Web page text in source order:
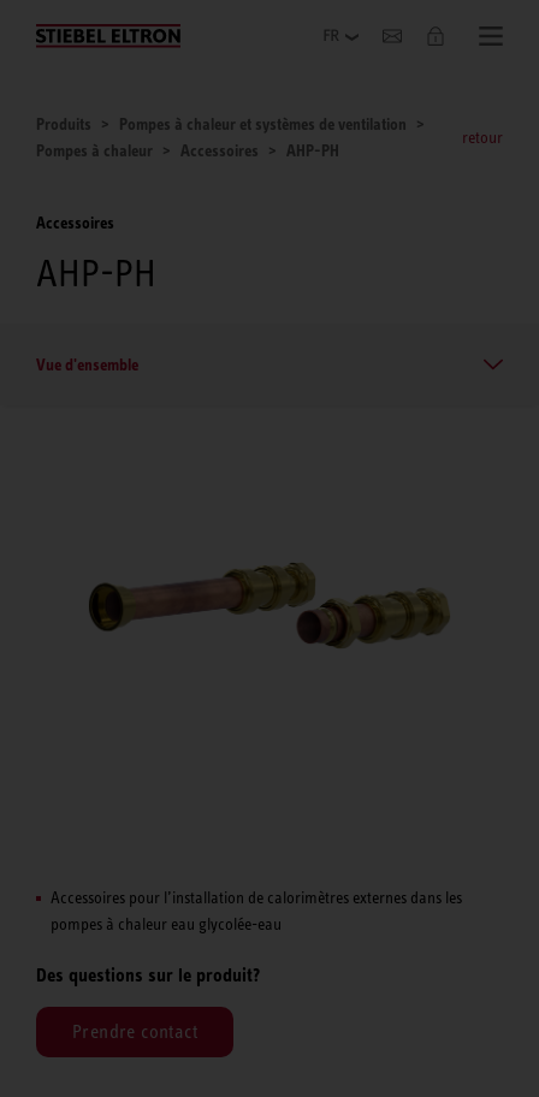
Entreprise
Produits
Pompes à chaleur et systèmes de ventilation
Pompes à chaleur
Accessoires AHP-PH
retour
Accessoires
AHP-PH
Vue d'ensemble
Accessoires pour l’installation de calorimètres externes dans les
pompes à chaleur eau glycolée-eau
Des questions sur le produit?
Prendre contact